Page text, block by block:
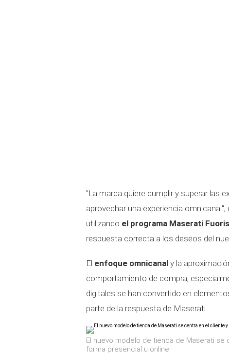
"La marca quiere cumplir y superar las
aprovechar una experiencia
utilizando el programa Maserati
respuesta correcta a los deseos del
El enfoque omnicanal y la
comportamiento de compra,
digitales se han convertido en
parte de la respuesta de Maserati.
El nuevo modelo de tienda de Maserati
forma presencial u online